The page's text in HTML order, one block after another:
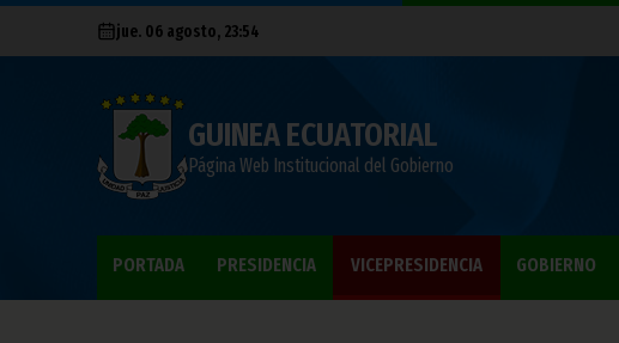
jue. 06 agosto, 23:54
GUINEA ECUATORIAL
Página Web Institucional del Gobierno
PORTADA PRESIDENCIA VICEPRESIDENCIA GOBIERNO